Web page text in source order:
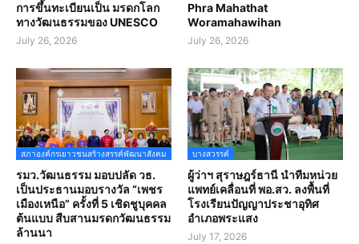
การขึ้นทะเบียนเป็น มรดกโลก
ทางวัฒนธรรมของ UNESCO
July 26, 2026
Phra Mahathat
Woramahawihan
July 26, 2026
สภาองค์กรเยาวชนสร้างสรรค์พัฒนาสังคม
รมว.วัฒนธรรม มอบปลัด วธ.
เป็นประธานมอบรางวัล “เพชร
เมืองเหนือ” ครั้งที่ 5 เชิดชูบุคคล
ต้นแบบ สืบสานมรดกวัฒนธรรม
ล้านนา
บางสวรรค์
ผู้ว่าฯ สุราษฎร์ธานี นำทีมหน่วย
แพทย์เคลื่อนที่ พอ.สว. ลงพื้นที่
โรงเรียนปัญญาประชาอุทิศ
อำเภอพระแสง
July 17, 2026